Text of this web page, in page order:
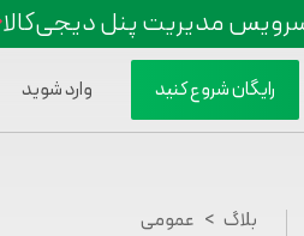
مدیریت پنل دیجی‌کالا
رایگان شروع کنید وارد شوید
بلاگ > عمومی